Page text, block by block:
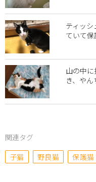
ティッ
ていて保
山の中
き、や
関連タグ
子猫
野良猫 保護猫